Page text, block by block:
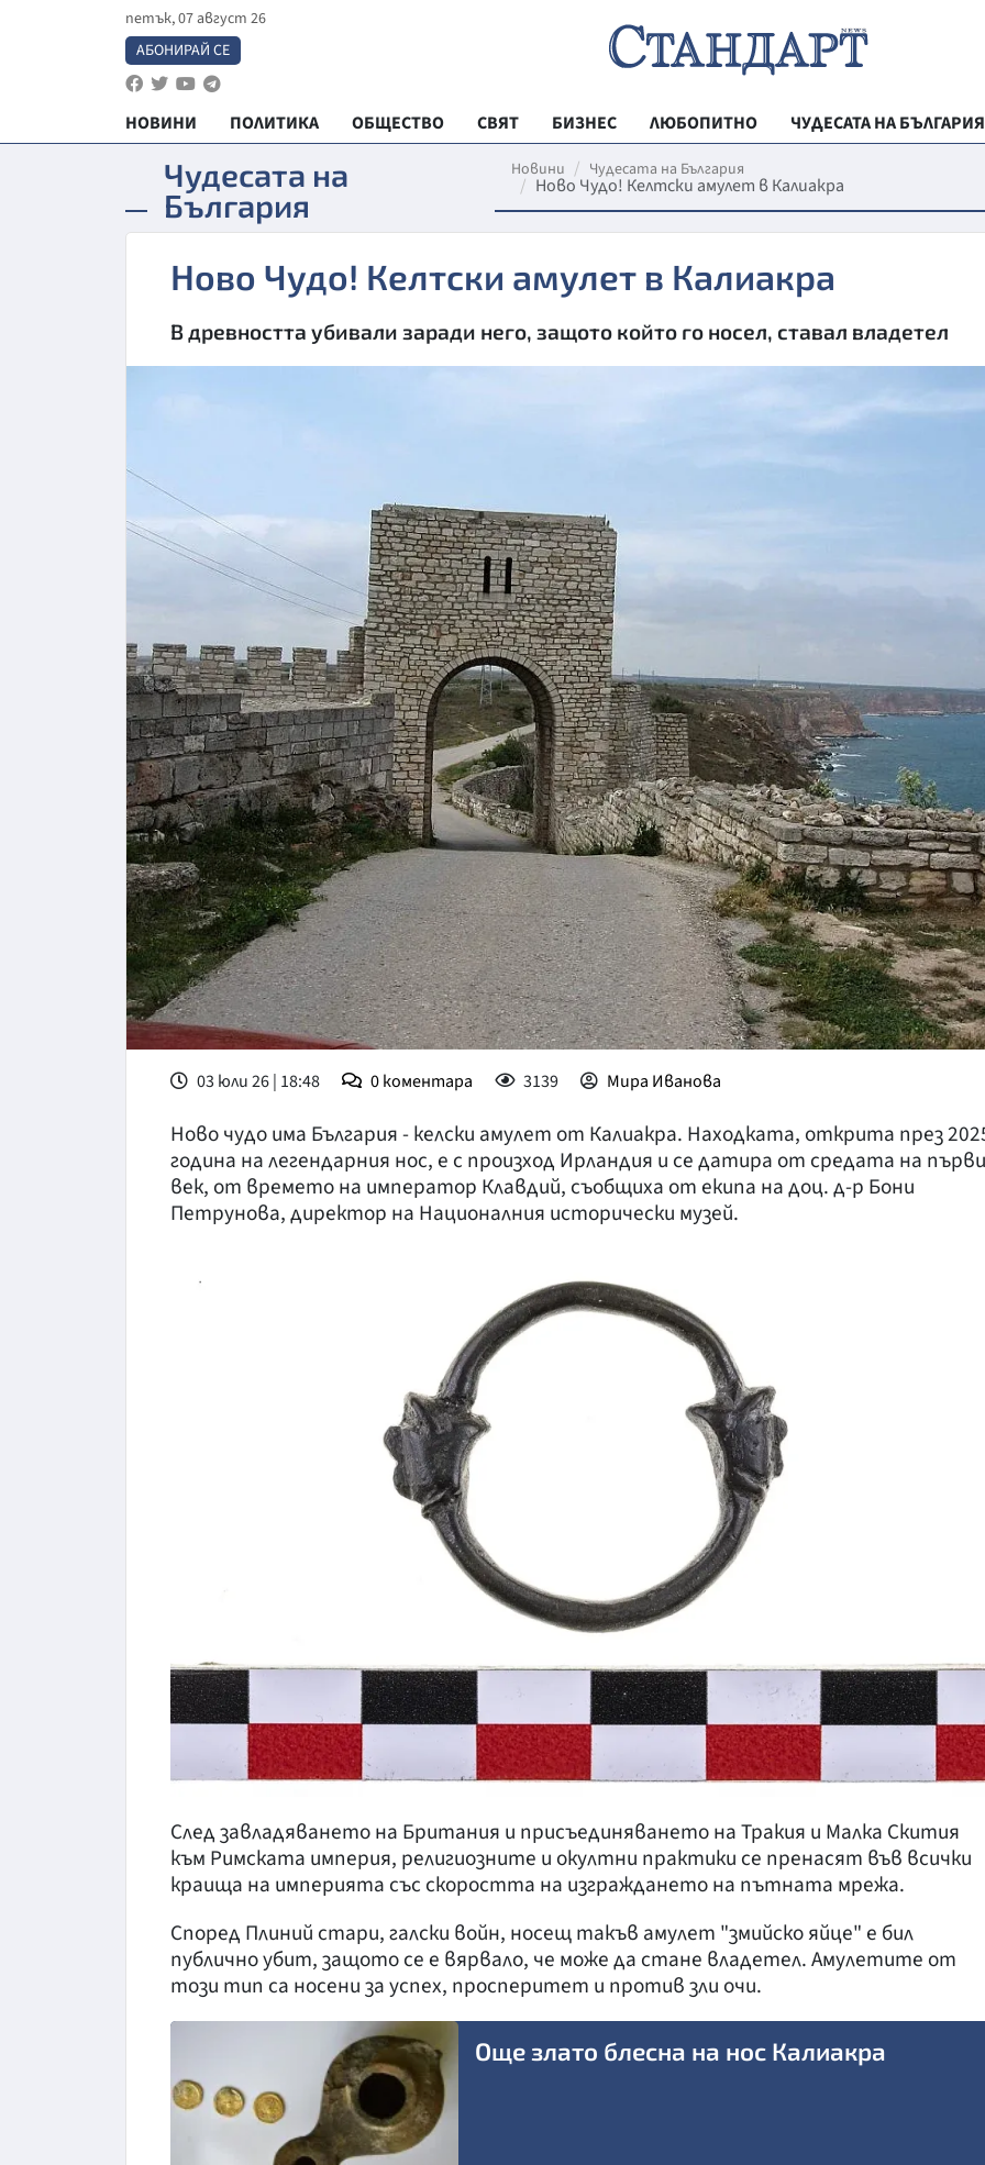
петък, 07 август 26
АБОНИРАЙ СЕ
НОВИНИ ПОЛИТИКА ОБЩЕСТВО СВЯТ БИЗНЕС ЛЮБОПИТНО
ЧУДЕСАТА НА БЪЛГАРИЯ
МОЯТ ГРАД
ТЕХНОЛОГИИ
ВЯРА
ОБЯВИ
ВОЙНАТА В
ВРЕМЕТО
Чудесата на
България
Новини Чудесата на България
Ново Чудо! Келтски амулет в Калиакра
Ново Чудо! Келтски амулет в Калиакра
В древността убивали заради него, защото който го носел, ставал владетел
03 юли 26 | 18:48 0коментара 3139 Мира Иванова
Ново чудо има България - келски амулет от Калиакра. Находката, открита през
година на легендарния нос, е с произход Ирландия и се датира от средата на първи
век, от времето на император Клавдий, съобщиха от екипа на доц. д-р Бони
Петрунова, директор на Националния исторически музей.
След завладяването на Британия и присъединяването на Тракия и Малка Скития
към Римската империя, религиозните и окултни практики се пренасят във всички
краища на империята със скоростта на изграждането на пътната мрежа.
Според Плиний стари, галски войн, носещ такъв амулет "змийско яйце" е бил
публично убит, защото се е вярвало, че може да стане владетел. Амулетите от
този тип са носени за успех, просперитет и против зли очи.
Още злато блесна на нос Калиакра